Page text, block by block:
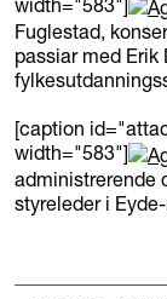
width="583"]
Fuglestad,
passiar med Erik
[caption
width="583"]
administrerende
styreleder i